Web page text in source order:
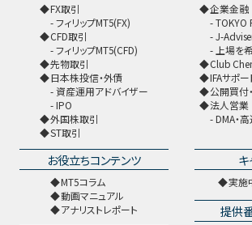
FX取引
フィリップMT5(FX)
CFD取引
フィリップMT5(CFD)
先物取引
日本株投信・外債
資産運用アドバイザー
IPO
外国株取引
ST取引
企業金融
TOKYO
J-
上場を
Club
IFAサポ
公開買付
法人営業
DMA・
お役立ちコンテンツ
MT5コラム
動画マニュアル
アナリストレポート
キ
実施
提供